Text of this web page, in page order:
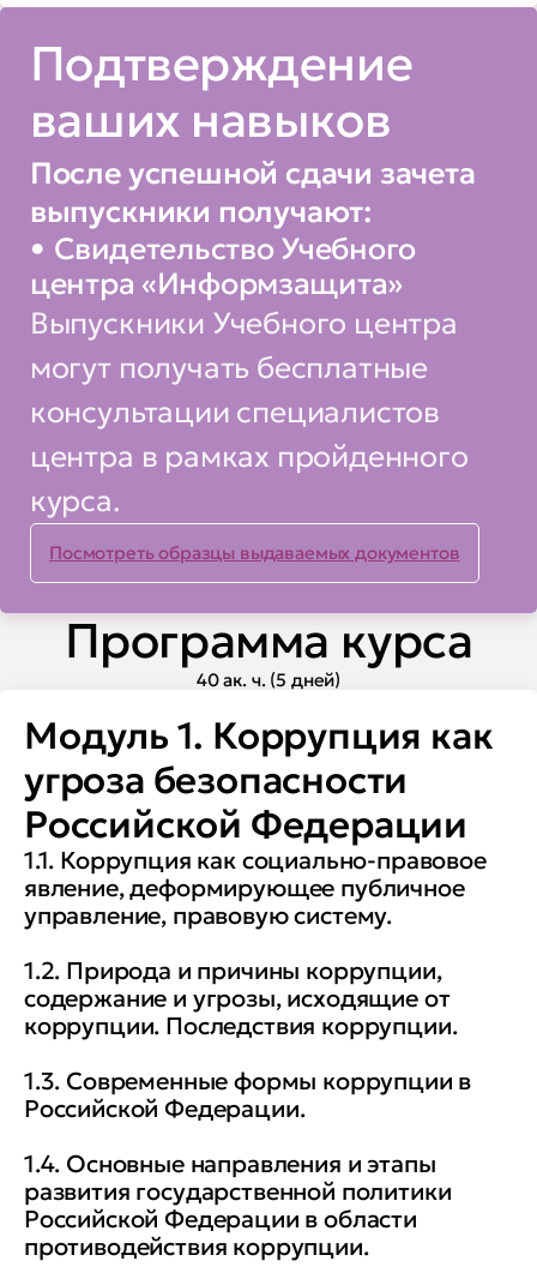
интересов, исполнения
обязанностей, установленных
Федеральным законом от 25
декабря 2008 г. № 273-ФЗ “О
противодействии коррупции” и
другими федеральными
законами;
Привлечения к дисциплинарной
ответственности за
коррупционные
правонарушения;
Вы сможете:
Выражать нетерпимость к
коррупционному поведению;
Анализировать и использовать в
своей деятельности
нормативные правовые акты
Российской Федерации в
области противодействия
коррупции;
Обеспечить соблюдение
запретов, ограничений,
требований о предотвращении
и урегулировании конфликта
интересов и исполнение
обязанностей, установленных в
целях противодействия
Критически оценивать
информацию;
Подтверждение
ваших навыков
После успешной сдачи зачета
выпускники получают:
Свидетельство Учебного
центра «Информзащита»
Выпускники Учебного центра
могут получать бесплатные
консультации специалистов
центра в рамках пройденного
курса.
Посмотреть образцы выдаваемых документов
Программа курса
40 ак. ч. (5 дней)
Модуль 1. Коррупция как
угроза безопасности
Российской Федерации
1.1. Коррупция как социально-правовое
явление, деформирующее публичное
управление, правовую систему.
1.2. Природа и причины коррупции,
содержание и угрозы, исходящие от
коррупции. Последствия коррупции.
1.3. Современные формы коррупции в
Российской Федерации.
1.4. Основные направления и этапы
развития государственной политики
Российской Федерации в области
противодействия коррупции.